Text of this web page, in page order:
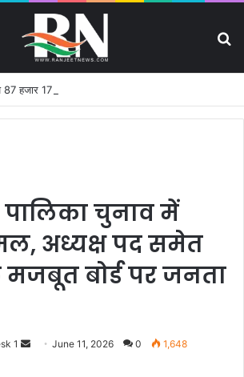
पालिका चुनाव में
अध्यक्ष पद समेत
बोर्ड पर जनता
1 June 11, 2026 0 1,648